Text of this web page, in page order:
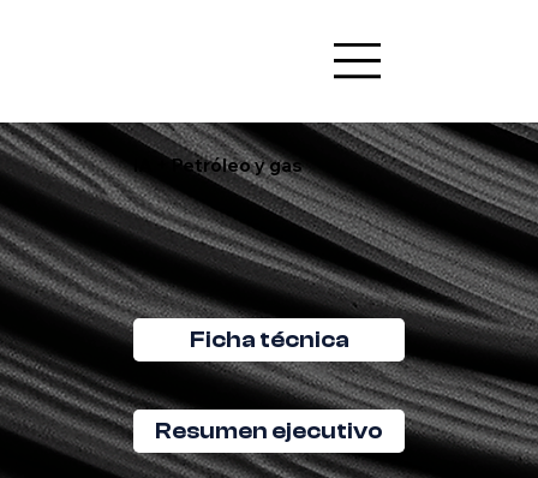
Ficha técnica
IA + Petróleo y gas
Resumen ejecutivo